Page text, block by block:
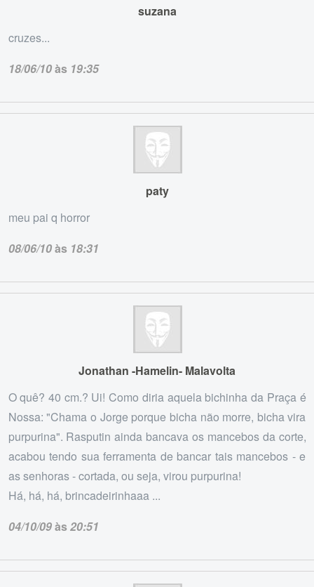
suzana
cruzes...
18/06/10às 19:35
paty
meu pai q horror
08/06/10às 18:31
Jonathan -Hamelin- Malavolta
O quê? 40 cm.? Ui! Como diria aquela bichinha da Praça é
Nossa: "Chama o Jorge porque bicha não morre, bicha vira
purpurina". Rasputin ainda bancava os mancebos da corte,
acabou tendo sua ferramenta de bancar tais mancebos - e
as senhoras - cortada, ou seja, virou purpurina!
Há, há, há, brincadeirinhaaa ...
04/10/09às20:51